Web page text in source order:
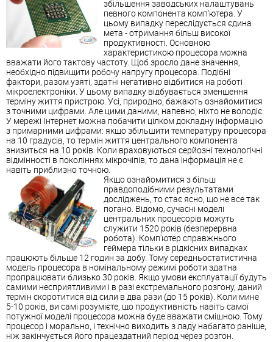
збільшення заводських налаштувань
певного компонента комп'ютера. У
цьому випадку переслідується єдина
мета - отримання більш високої
продуктивності. Основною
характеристикою процесора можна
вважати його тактову частоту. Щоб зросло дане значення,
необхідно підвищити робочу напругу процесора. Подібні
фактори, разом узяті, здатні негативно відбитися на роботі
мікроелектроніки. У цьому випадку відбувається зменшення
терміну життя пристрою. Усі, природно, бажають ознайомитися
з точними цифрами. Але цими даними, напевно, ніхто не володіє.
У мережі Інтернет можна побачити цілком докладну інформацію
з примарними цифрами: якщо збільшити температуру процесора
на 10 градусів, то термін життя центрального компонента
знизиться на 10 років. Коли враховуються серйозні технологічні
відмінності в поколіннях мікрочіпів, то дана інформація не є
навіть приблизно точною.
Якщо ознайомитися з більш
правдоподібними результатами
досліджень, то стає ясно, що не все так
погано. Відомо, сучасні моделі
центральних процесорів можуть
служити 1520 років (безперервна
робота). Комп'ютер справжнього
геймера тільки в рідкісних випадках
працюють більше 12 годин за добу. Тому середньостатистична
модель процесора в номінальному режимі роботи здатна
пропрацювати близько 30 років. Якщо умови експлуатації будуть
самими несприятливими і в разі екстремального розгону, даний
термін скоротитися від сили в два рази (до 15 років). Коли мине
5-10 років, ви самі розумієте, що продуктивність навіть самої
потужної моделі процесора можна буде вважати смішною. Тому
процесор і морально, і технічно виходить з ладу набагато раніше,
ніж закінчується його працездатний період через розгон.